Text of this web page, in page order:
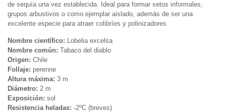
de sequía una vez establecida. Ideal para formar setos informales,
grupos arbustivos o como ejemplar aislado, además de ser una
excelente especie para atraer colibríes y polinizadores
Nombre científico: Lobelia excelsa
Nombre común: Tabaco del diablo
Origen: Chile
Follaje: perenne
Altura máxima: 3 m
Diámetro: 2 m
Exposición: sol
Resistencia heladas: -2ºC (breves)